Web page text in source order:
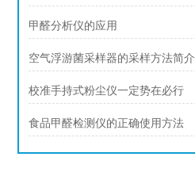
甲醛分析仪的应用
空气浮游菌采样器的采样方法简介
校准手持式粉尘仪一定势在必行
食品甲醛检测仪的正确使用方法